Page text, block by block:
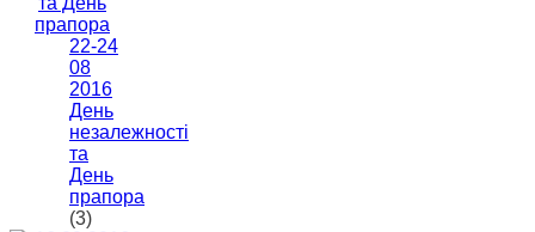
22-24
08
2016
День
незалежності
та
День
прапора
(3)